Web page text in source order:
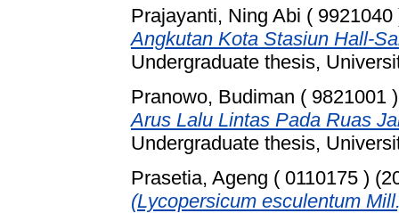
Prajayanti, Ning Abi ( 9921040
Angkutan Kota Stasiun Hall-
Undergraduate thesis,
Pranowo, Budiman ( 9821001 )
Arus Lalu Lintas Pada Ruas
Undergraduate thesis,
Prasetia, Ageng ( 0110175 )
(Lycopersicum esculentum